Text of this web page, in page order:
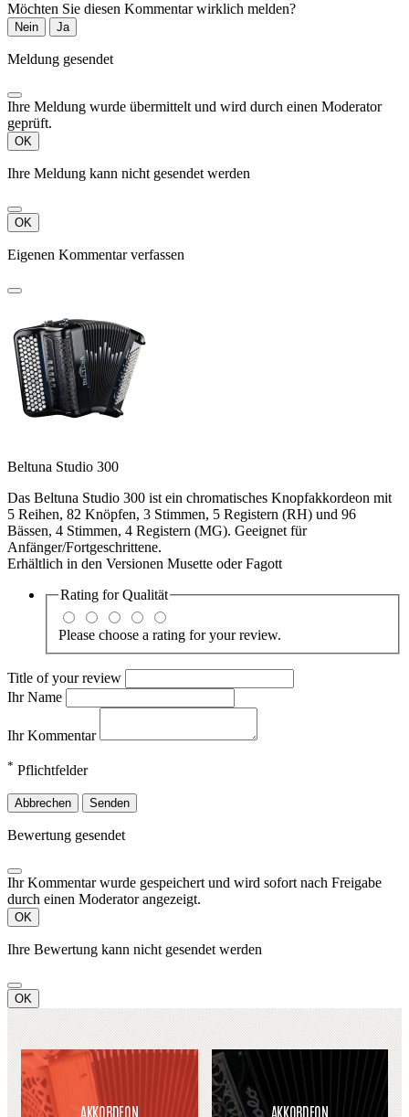
Möchten Sie diesen Kommentar wirklich melden?
Nein Ja
Meldung gesendet
Ihre Meldung wurde übermittelt und wird durch einen Moderator
geprüft.
OK
Ihre Meldung kann nicht gesendet werden
OK
Eigenen Kommentar verfassen
Beltuna Studio 300
Das Beltuna Studio 300 ist ein chromatisches Knopfakkordeon mit
5 Reihen, 82 Knöpfen, 3 Stimmen, 5 Registern (RH) und 96
Bässen, 4 Stimmen, 4 Registern (MG). Geeignet für
Anfänger/Fortgeschrittene.
Erhältlich in den Versionen Musette oder Fagott
Rating forQualität
Please choose a rating for your review.
Title of your review
Ihr Name
Ihr Kommentar
* Pflichtfelder
Abbrechen Senden
Bewertung gesendet
Ihr Kommentar wurde gespeichert und wird sofort nach Freigabe
durch einen Moderator angezeigt.
OK
Ihre Bewertung kann nicht gesendet werden
OK
AKKORDEON AKKORDEON